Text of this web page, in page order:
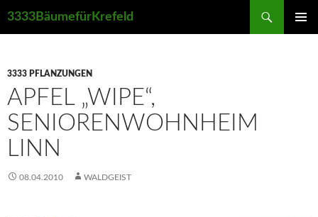
3333BäumefürKrefeld
3333 PFLANZUNGEN
APFEL „WIPE“,
SENIORENWOHNHEIM
LINN
08.04.2010 WALDGEIST